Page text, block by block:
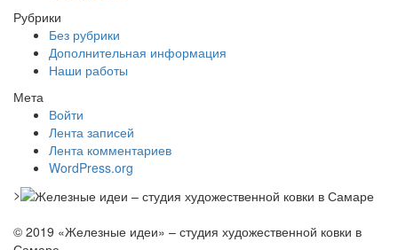
Рубрики
Без рубрики
Дополнительная информация
Наши работы
Мета
Войти
Лента записей
Лента комментариев
WordPress.org
>
© 2019 «Железные идеи» – студия художественной ковки в